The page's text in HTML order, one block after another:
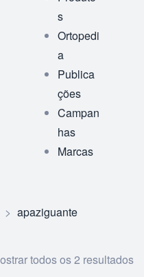
s
Ortopedi
a
Publica
ções
Campan
has
Marcas
> apaziguante
todos os 2 resultados